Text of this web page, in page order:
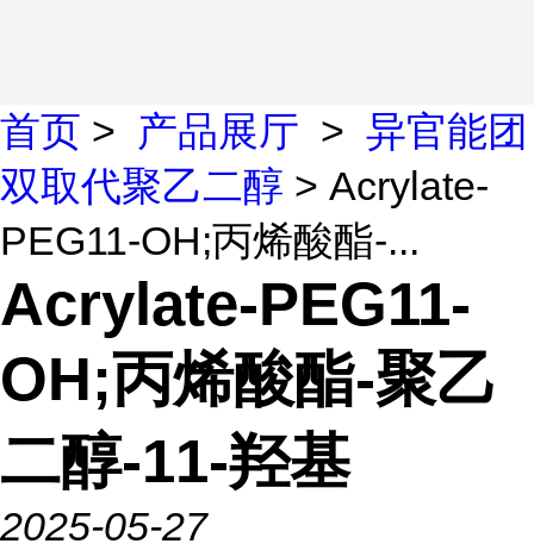
首页 > 产品展厅 > 异官能团
双取代聚乙二醇 > Acrylate-
PEG11-OH;丙烯酸酯-...
Acrylate-PEG11-
OH;丙烯酸酯-聚乙
二醇-11-羟基
2025-05-27